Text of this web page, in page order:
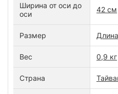
Ширина от оси до
оси
42 см
Размер
Вес 0,9 кг
Страна